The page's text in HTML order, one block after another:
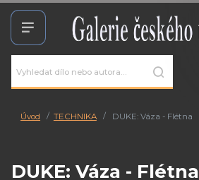
Úvod TECHNIKA DUKE: Váza - Flétna
DUKE: Váza - Flétna